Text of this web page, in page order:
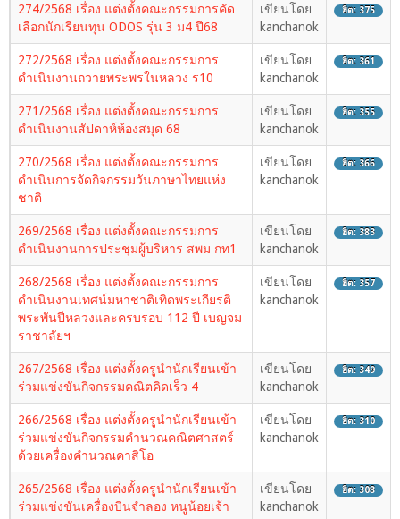
274/2568 เรื่อง แต่งตั้งคณะกรรมการคัด
เลือกนักเรียนทุน ODOS รุ่น 3 ม4 ปี68
เขียนโดย
kanchanok
ฮิต: 375
272/2568 เรื่อง แต่งตั้งคณะกรรมการ
ดำเนินงานถวายพระพรในหลวง ร10
เขียนโดย
kanchanok
ฮิต: 361
271/2568 เรื่อง แต่งตั้งคณะกรรมการ
ดำเนินงานสัปดาห์ห้องสมุด 68
เขียนโดย
kanchanok
ฮิต: 355
270/2568 เรื่อง แต่งตั้งคณะกรรมการ
ดำเนินการจัดกิจกรรมวันภาษาไทยแห่ง
ชาติ
เขียนโดย
kanchanok
ฮิต: 366
269/2568 เรื่อง แต่งตั้งคณะกรรมการ
ดำเนินงานการประชุมผู้บริหาร สพม กท1
เขียนโดย
kanchanok
ฮิต: 383
268/2568 เรื่อง แต่งตั้งคณะกรรมการ
ดำเนินงานเทศน์มหาชาติเทิดพระเกียรติ
พระพันปีหลวงและครบรอบ 112 ปี เบญจม
ราชาลัยฯ
เขียนโดย
kanchanok
ฮิต: 357
267/2568 เรื่อง แต่งตั้งครูนำนักเรียนเข้า
ร่วมแข่งขันกิจกรรมคณิตคิดเร็ว 4
เขียนโดย
kanchanok
ฮิต: 349
266/2568 เรื่อง แต่งตั้งครูนำนักเรียนเข้า
ร่วมแข่งขันกิจกรรมคำนวณคณิตศาสตร์
ด้วยเครื่องคำนวณคาสิโอ
เขียนโดย
kanchanok
ฮิต: 310
265/2568 เรื่อง แต่งตั้งครูนำนักเรียนเข้า
ร่วมแข่งขันเครื่องบินจำลอง หนูน้อยเจ้า
เขียนโดย
kanchanok
ฮิต: 308